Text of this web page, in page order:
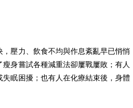
壓力、飲食不均與作息紊亂早已悄悄
身嘗試各種減重法卻屢戰屢敗；有人
眠困擾；也有人在化療結束後，身體